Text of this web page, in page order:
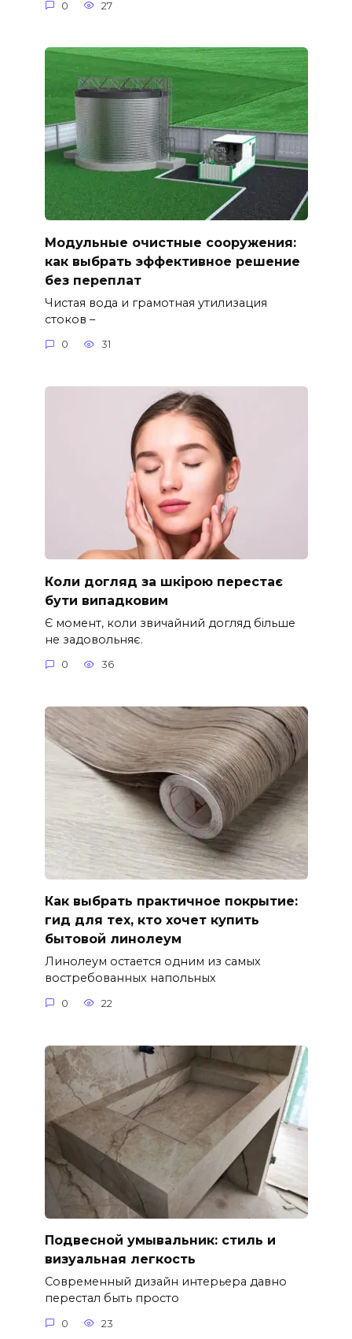
0 27
Модульные очистные сооружения:
как выбрать эффективное решение
без переплат
Чистая вода и грамотная утилизация
стоков –
0 31
Коли догляд за шкірою перестає
бути випадковим
Є момент, коли звичайний догляд більше
не задовольняє.
0 36
Как выбрать практичное покрытие:
гид для тех, кто хочет купить
бытовой линолеум
Линолеум остается одним из самых
востребованных напольных
0 22
Подвесной умывальник: стиль и
визуальная легкость
Современный дизайн интерьера давно
перестал быть просто
0 23